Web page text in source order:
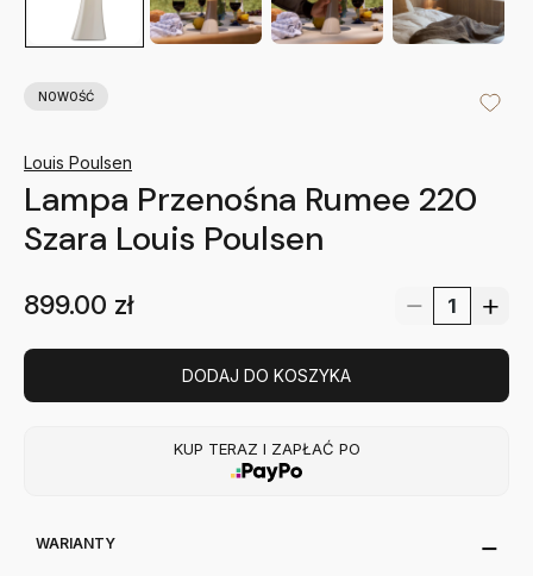
NOWOŚĆ
Louis Poulsen
Lampa Przenośna Rumee 220
Szara Louis Poulsen
899.00 zł
DODAJ DO KOSZYKA
KUP TERAZ I ZAPŁAĆ PO
WARIANTY